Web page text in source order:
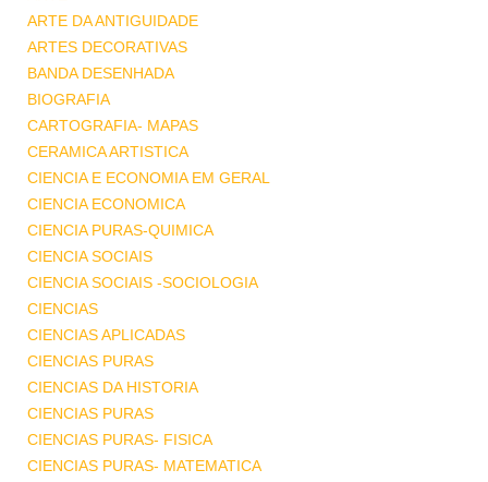
ARTE DA ANTIGUIDADE
ARTES DECORATIVAS
BANDA DESENHADA
BIOGRAFIA
CARTOGRAFIA- MAPAS
CERAMICA ARTISTICA
CIENCIA E ECONOMIA EM GERAL
CIENCIA ECONOMICA
CIENCIA PURAS-QUIMICA
CIENCIA SOCIAIS
CIENCIA SOCIAIS -SOCIOLOGIA
CIENCIAS
CIENCIAS APLICADAS
CIENCIAS PURAS
CIENCIAS DA HISTORIA
CIENCIAS PURAS
CIENCIAS PURAS- FISICA
CIENCIAS PURAS- MATEMATICA